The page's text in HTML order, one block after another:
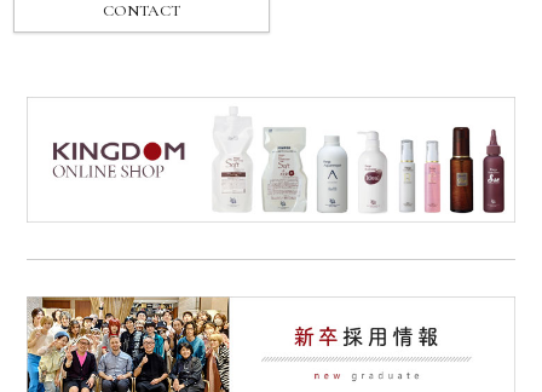
CONTACT